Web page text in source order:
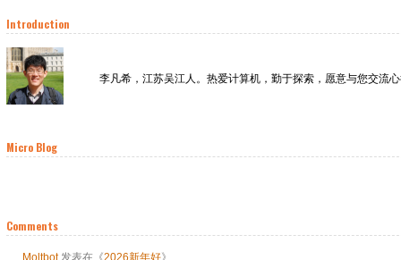
Introduction
李凡希，江苏吴江人。热爱计算机，勤于探索，愿意与您交流
Micro Blog
Comments
Moltbot发表在《2026新年好》